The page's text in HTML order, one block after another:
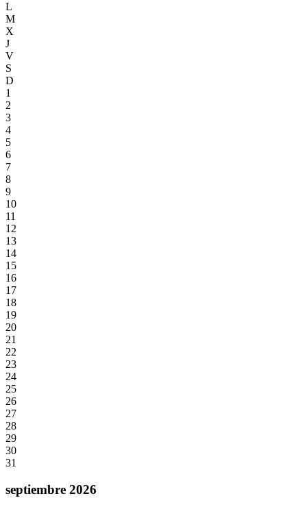
L
M
X
J
V
S
D
1
2
3
4
5
6
7
8
9
10
11
12
13
14
15
16
17
18
19
20
21
22
23
24
25
26
27
28
29
30
31
septiembre 2026